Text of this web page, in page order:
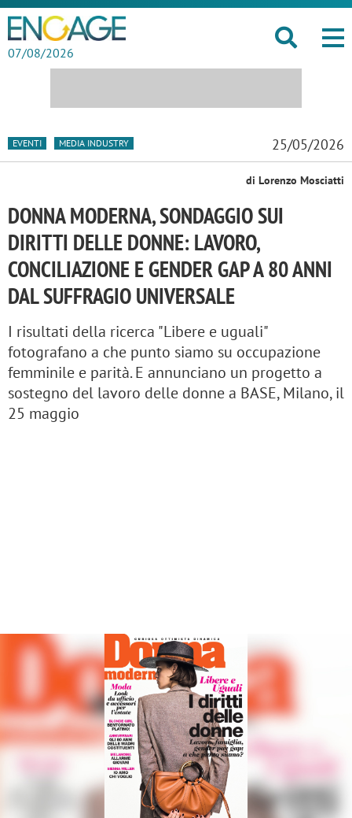
07/08/2026
EVENTI MEDIA INDUSTRY 25/05/2026
di Lorenzo Mosciatti
DONNA MODERNA, SONDAGGIO SUI
DIRITTI DELLE DONNE: LAVORO,
CONCILIAZIONE E GENDER GAP A 80 ANNI
DAL SUFFRAGIO UNIVERSALE
I risultati della ricerca "Libere e uguali"
fotografano a che punto siamo su occupazione
femminile e parità. E annunciano un progetto a
sostegno del lavoro delle donne a BASE, Milano, il
25 maggio